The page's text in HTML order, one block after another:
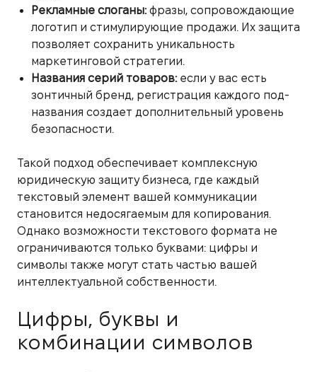
Рекламные слоганы:фразы, сопровождающие
логотип и стимулирующие продажи. Их защита
позволяет сохранить уникальность
маркетинговой стратегии.
Названия серий товаров:если у вас есть
зонтичный бренд, регистрация каждого под-
названия создает дополнительный уровень
безопасности.
Такой подход обеспечивает комплексную
юридическую защиту бизнеса, где каждый
текстовый элемент вашей коммуникации
становится недосягаемым для копирования.
Однако возможности текстового формата не
ограничиваются только буквами: цифры и
символы также могут стать частью вашей
интеллектуальной собственности.
Цифры, буквы и
комбинации символов